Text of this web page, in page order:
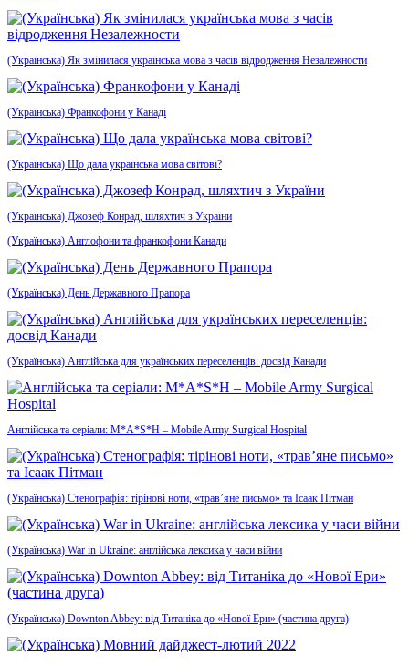
(Українська) Як змінилася українська мова з часів відродження Незалежности
(Українська) Франкофони у Канаді
(Українська) Що дала українська мова світові?
(Українська) Джозеф Конрад, шляхтич з України
(Українська) Англофони та франкофони Канади
(Українська) День Державного Прапора
(Українська) Англійська для українських переселенців: досвід Канади
Англійська та серіали: M*A*S*H – Mobile Army Surgical Hospital
(Українська) Стенографія: тірінові ноти, «трав’яне письмо» та Ісаак Пітман
(Українська) War in Ukraine: англійська лексика у часи війни
(Українська) Downton Abbey: від Титаніка до «Нової Ери» (частина друга)